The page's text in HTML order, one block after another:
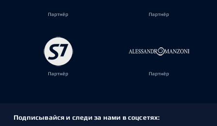
Партнёр Партнёр
Партнёр Партнёр
Подписывайся и следи за нами в соцсетях: